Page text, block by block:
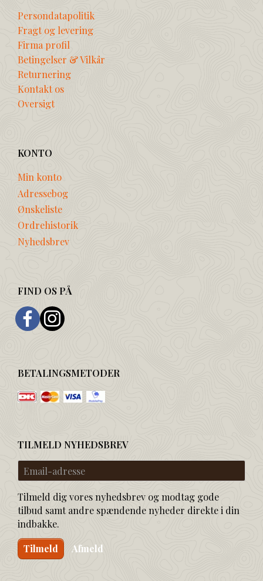
Persondatapolitik
Fragt og levering
Firma profil
Betingelser & Vilkår
Returnering
Kontakt os
Oversigt
KONTO
Min konto
Adressebog
Ønskeliste
Ordrehistorik
Nyhedsbrev
FIND OS PÅ
BETALINGSMETODER
TILMELD NYHEDSBREV
Email-
adresse
Tilmeld dig vores nyhedsbrev og modtag gode
tilbud samt andre spændende nyheder direkte i din
indbakke.
Tilmeld Afmeld